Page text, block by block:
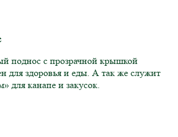
поднос с прозрачной крышкой
для здоровья и еды. А так же служит
для канапе и закусок.